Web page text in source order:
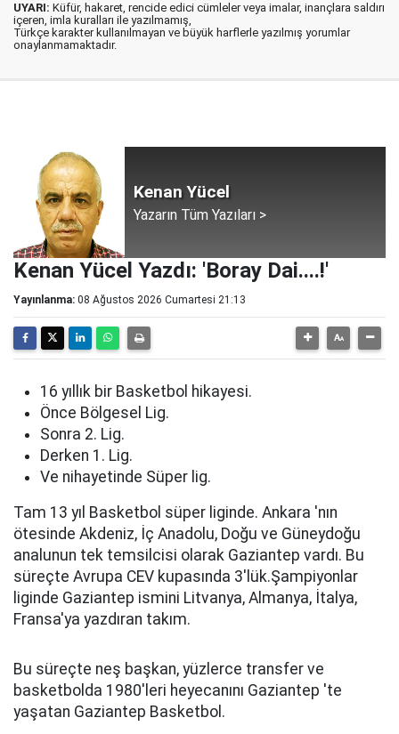
UYARI: Küfür, hakaret, rencide edici cümleler veya imalar, inançlara saldırı
içeren, imla kuralları ile yazılmamış,
Türkçe karakter kullanılmayan ve büyük harflerle yazılmış yorumlar
onaylanmamaktadır.
Kenan Yücel
Yazarın Tüm Yazıları >
Kenan Yücel Yazdı: 'Boray Dai....!'
Yayınlanma: 08 Ağustos 2026 Cumartesi 21:13
16 yıllık bir Basketbol hikayesi.
Önce Bölgesel Lig.
Sonra 2. Lig.
Derken 1. Lig.
Ve nihayetinde Süper lig.
Tam 13 yıl Basketbol süper liginde. Ankara 'nın
ötesinde Akdeniz, İç Anadolu, Doğu ve Güneydoğu
analunun tek temsilcisi olarak Gaziantep vardı. Bu
süreçte Avrupa CEV kupasında 3'lük.Şampiyonlar
liginde Gaziantep ismini Litvanya, Almanya, İtalya,
Fransa'ya yazdıran takım.
Bu süreçte neş başkan, yüzlerce transfer ve
basketbolda 1980'leri heyecanını Gaziantep 'te
yaşatan Gaziantep Basketbol.